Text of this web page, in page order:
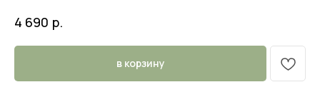
4 690 р.
в корзину